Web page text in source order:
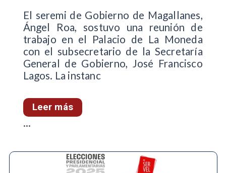
El seremi de Gobierno de Magallanes,
Ángel Roa, sostuvo una reunión de
trabajo en el Palacio de La Moneda
con el subsecretario de la Secretaría
General de Gobierno, José Francisco
Lagos. La instanc
Leer más
...